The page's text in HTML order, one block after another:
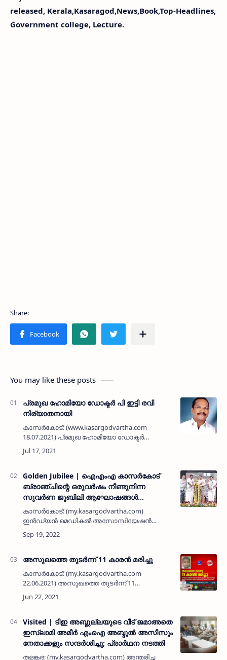
released, Kerala,Kasaragod,News,Book,Top-Headlines,
Government college, Lecture.
You may like these posts
പ്രമുഖ ഹോമിയോ ഡോക്ടർ പി ഇട്ടി രവി
നിര്യാതനായി
കാസർകോട്: (www.kasargodvartha.com
18.07.2021) പ്രമുഖ ഹോമിയോ ഡോക്ടർ
കല്ലക്കട്ട കൊല്ലങ്കാനയിലെ പി ഇട്ടി രവി (61)
നിര്യാതനായി. കാസർകോട് പുതിയ ബസ്
Golden Jubilee | ഐഎംഎ കാസര്‍കോട്
ബ്രാഞ്ചിന്റെ ഒരുവര്‍ഷം നീണ്ടുനിന്ന
സുവര്‍ണ ജൂബിലി ആഘോഷങ്ങള്‍
സമാപിച്ചു
കാസര്‍കോട്: (my.kasargodvartha.com)
ഇന്‍ഡ്യന്‍ മെഡികല്‍ അസോസിയേഷന്‍
നീണ്ടുനിന്ന സുവര്‍ണ ജൂബിലി
മോഹന്‍ ഉണ്ണിത്താന…
അസുഖത്തെ തുടർന്ന് 11 കാരൻ മരിച്ചു
കാസർകോട്: (my.kasargodvartha.com
22.06.2021) അസുഖത്തെ തുടർന്ന് 11
സ്റ്റേഷൻ റോഡിൽ ഇസ്ലാമിയ ടൈൽ
സലീമിന്റെ …
Visited | ടിഇ അബ്ദുല്ലയുടെ വീട് ജമാഅതെ
ഇസ്ലാമി അമീര്‍ എംഐ അബ്ദുല്‍ അസീസും
നേതാക്കളും സന്ദര്‍ശിച്ചു; പ്രാര്‍ഥന നടത്തി
തളങ്കര: (my.kasargodvartha.com) അന്തരിച്ച